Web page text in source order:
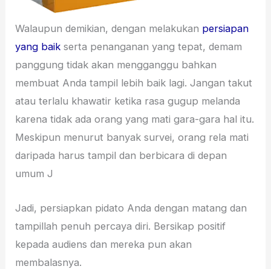
Walaupun demikian, dengan melakukan persiapan
yang baik serta penanganan yang tepat, demam
panggung tidak akan mengganggu bahkan
membuat Anda tampil lebih baik lagi. Jangan takut
atau terlalu khawatir ketika rasa gugup melanda
karena tidak ada orang yang mati gara-gara hal itu.
Meskipun menurut banyak survei, orang rela mati
daripada harus tampil dan berbicara di depan
umum J
Jadi, persiapkan pidato Anda dengan matang dan
tampillah penuh percaya diri. Bersikap positif
kepada audiens dan mereka pun akan
membalasnya.